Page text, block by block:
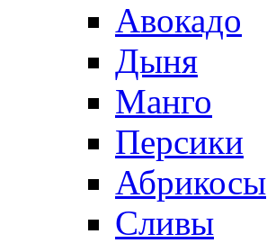
Авокадо
Дыня
Манго
Персики
Абрикосы
Сливы